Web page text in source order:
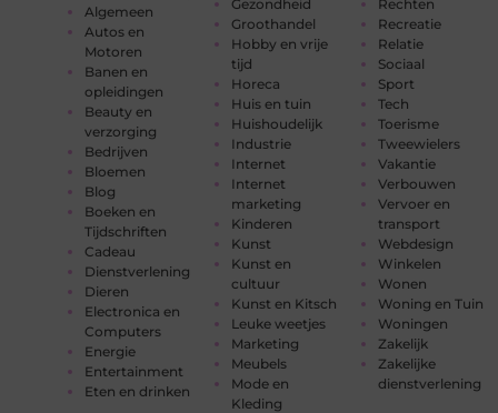
Algemeen
Autos en
Motoren
Banen en
opleidingen
Beauty en
verzorging
Bedrijven
Bloemen
Blog
Boeken en
Tijdschriften
Cadeau
Dienstverlening
Dieren
Electronica en
Computers
Energie
Entertainment
Eten en drinken
Gezondheid
Groothandel
Hobby en vrije
tijd
Horeca
Huis en tuin
Huishoudelijk
Industrie
Internet
Internet
marketing
Kinderen
Kunst
Kunst en
cultuur
Kunst en Kitsch
Leuke weetjes
Marketing
Meubels
Mode en
Kleding
Rechten
Recreatie
Relatie
Sociaal
Sport
Tech
Toerisme
Tweewielers
Vakantie
Verbouwen
Vervoer en
transport
Webdesign
Winkelen
Wonen
Woning en Tuin
Woningen
Zakelijk
Zakelijke
dienstverlening